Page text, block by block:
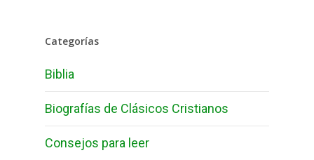
Categorías
Biblia
Biografías de Clásicos Cristianos
Consejos para leer